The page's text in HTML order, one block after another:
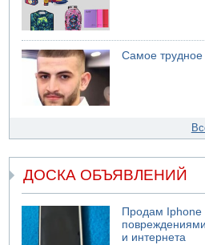
Самое трудное
ДОСКА ОБЪЯВЛЕНИЙ
Продам
и интернета